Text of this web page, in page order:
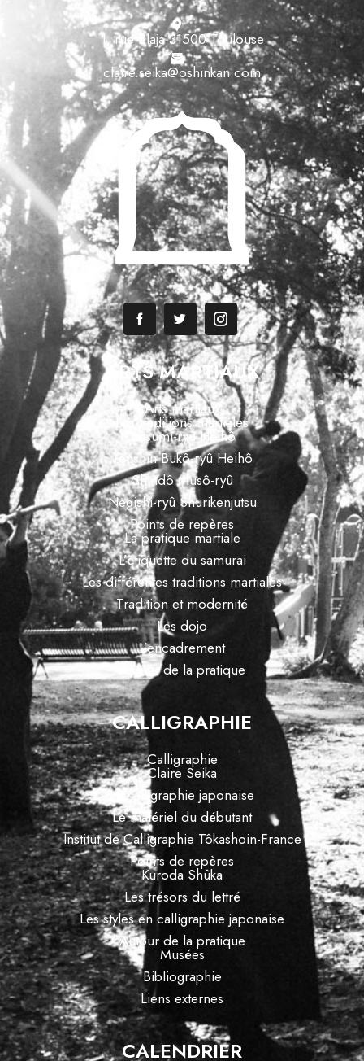
1, rue Blaja 31500 Toulouse
claire.seika@oshinkan.com
ARTS MARTIAUX
Arts martiaux
Les traditions martiales
Tatsumi-ryû Heihô
Tenshin Bukô-ryû Heihô
Shindô Musô-ryû
Negishi-ryû Shurikenjutsu
Points de repères
La pratique martiale
L’étiquette du samurai
Les différentes traditions martiales
Tradition et modernité
Les dojo
L’encadrement
Autour de la pratique
CALLIGRAPHIE
Calligraphie
Claire Seika
La calligraphie japonaise
Le matériel du débutant
Institut de Calligraphie Tôkashoin-France
Points de repères
Kuroda Shûka
Les trésors du lettré
Les styles en calligraphie japonaise
Autour de la pratique
Musées
Bibliographie
Liens externes
CALENDRIER